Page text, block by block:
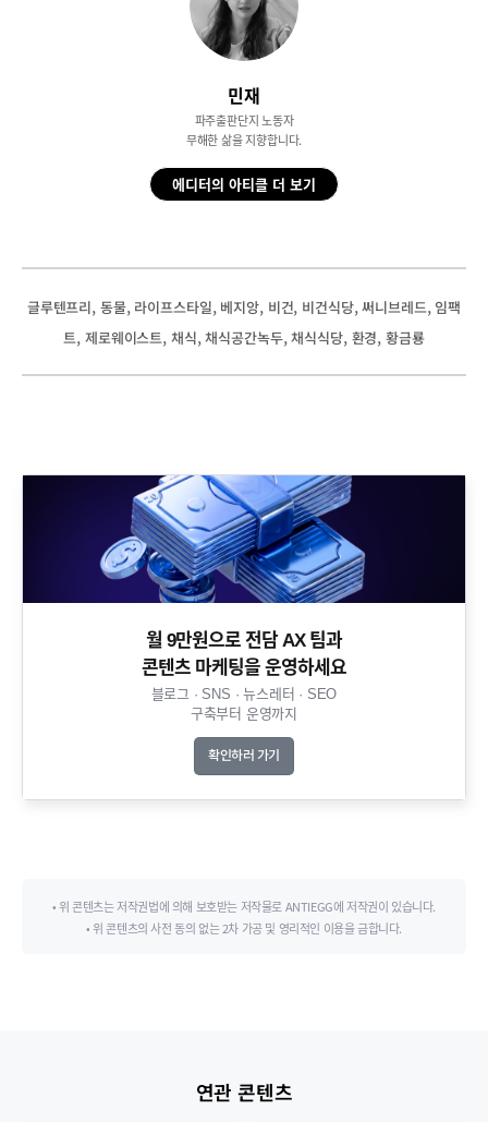
민재
파주출판단지 노동자
무해한 삶을 지향합니다.
에디터의 아티클 더 보기
글루텐프리, 동물, 라이프스타일, 베지앙, 비건, 비건식당, 써니브레드, 임팩
트, 제로웨이스트, 채식, 채식공간녹두, 채식식당, 환경, 황금룡
월 9만원으로 전담 AX 팀과
콘텐츠 마케팅을 운영하세요​
블로그 · SNS · 뉴스레터 · SEO
구축부터 운영까지​
확인하러 가기
• 위 콘텐츠는 저작권법에 의해 보호받는 저작물로 ANTIEGG에 저작권이 있습니다.
• 위 콘텐츠의 사전 동의 없는 2차 가공 및 영리적인 이용을 금합니다.
연관 콘텐츠